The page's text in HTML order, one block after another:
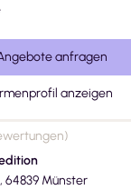
anfragen
anzeigen
)
5, 64839 Münster